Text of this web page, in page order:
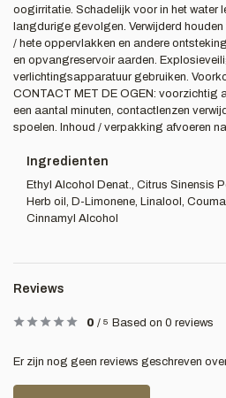
oogirritatie. Schadelijk voor in het water
langdurige gevolgen. Verwijderd
/ hete oppervlakken en andere
en opvangreservoir aarden.
verlichtingsapparatuur gebruiken.
CONTACT MET DE OGEN: voorzichtig
een aantal minuten, contactlenzen
spoelen. Inhoud / verpakking afvoeren
Ingredienten
Ethyl Alcohol Denat., Citrus Sinensis
Herb oil, D-Limonene, Linalool,
Cinnamyl Alcohol
Reviews
0 / 5 Based on 0 reviews
Er zijn nog geen reviews geschreven